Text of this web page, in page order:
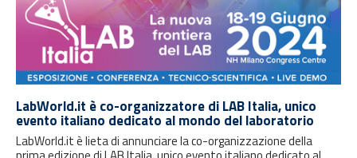
LabWorld.it è co-organizzatore di LAB Italia, unico
evento italiano dedicato al mondo del laboratorio
LabWorld.it è lieta di annunciare la co-organizzazione della